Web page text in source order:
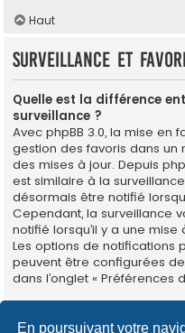
En poursuivant votre
Haut
Surveillance et
Quelle est la différence
surveillance ?
Avec phpBB 3.0, la mise en
gestion des favoris dans un
des mises à jour. Depuis
est similaire à la
désormais être notifié
Cependant, la surveillance
notifié lorsqu’il y a une
Les options de notifications
peuvent être configurées
dans l’onglet « Préférences